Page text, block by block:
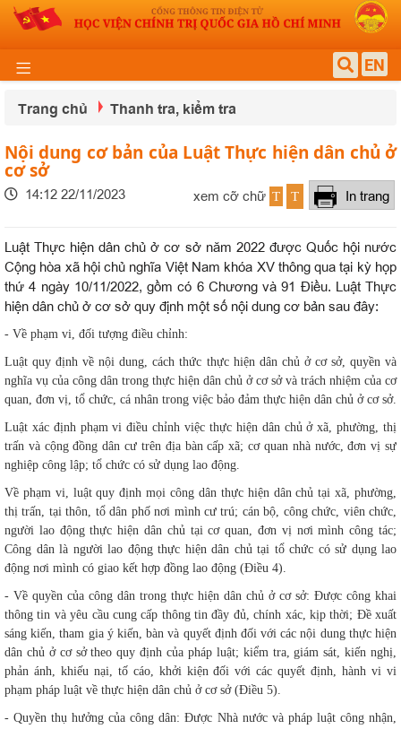
EN
Trang chủ Thanh tra, kiểm tra
Nội dung cơ bản của Luật Thực hiện dân chủ ở
cơ sở
14:12 22/11/2023 xem cỡ chữ T T In trang
Luật Thực hiện dân chủ ở cơ sở năm 2022 được Quốc hội nước
Cộng hòa xã hội chủ nghĩa Việt Nam khóa XV thông qua tại kỳ họp
thứ 4 ngày 10/11/2022, gồm có 6 Chương và 91 Điều. Luật Thực
hiện dân chủ ở cơ sở quy định một số nội dung cơ bản sau đây:
- Về phạm vi, đối tượng điều chỉnh:
Luật quy định về nội dung, cách thức thực hiện dân chủ ở cơ sở, quyền và
nghĩa vụ của công dân trong thực hiện dân chủ ở cơ sở và trách nhiệm của cơ
quan, đơn vị, tổ chức, cá nhân trong việc bảo đảm thực hiện dân chủ ở cơ sở.
Luật xác định phạm vi điều chỉnh việc thực hiện dân chủ ở xã, phường, thị
trấn và cộng đồng dân cư trên địa bàn cấp xã; cơ quan nhà nước, đơn vị sự
nghiệp công lập; tổ chức có sử dụng lao động.
Về phạm vi, luật quy định mọi công dân thực hiện dân chủ tại xã, phường,
thị trấn, tại thôn, tổ dân phố nơi mình cư trú; cán bộ, công chức, viên chức,
người lao động thực hiện dân chủ tại cơ quan, đơn vị nơi mình công tác;
Công dân là người lao động thực hiện dân chủ tại tổ chức có sử dụng lao
động nơi mình có giao kết hợp đồng lao động (Điều 4).
- Về quyền của công dân trong thực hiện dân chủ ở cơ sở: Được công khai
thông tin và yêu cầu cung cấp thông tin đầy đủ, chính xác, kịp thời; Đề xuất
sáng kiến, tham gia ý kiến, bàn và quyết định đối với các nội dung thực hiện
dân chủ ở cơ sở theo quy định của pháp luật; kiểm tra, giám sát, kiến nghị,
phản ánh, khiếu nại, tố cáo, khởi kiện đối với các quyết định, hành vi vi
phạm pháp luật về thực hiện dân chủ ở cơ sở (Điều 5).
- Quyền thụ hưởng của công dân: Được Nhà nước và pháp luật công nhận,